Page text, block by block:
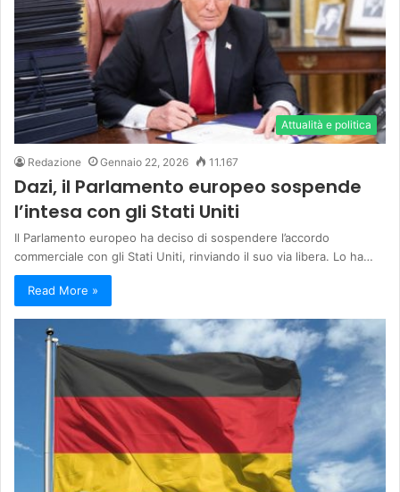
Attualità e politica
Redazione Gennaio 22, 2026 11.167
Dazi, il Parlamento europeo sospende
l’intesa con gli Stati Uniti
Il Parlamento europeo ha deciso di sospendere l’accordo
commerciale con gli Stati Uniti, rinviando il suo via libera. Lo ha…
Read More »